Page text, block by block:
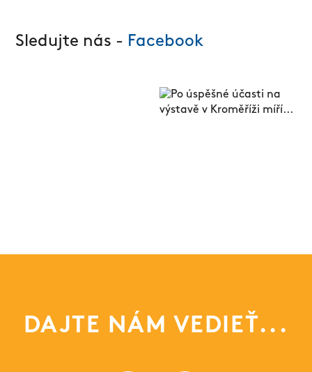
Sledujte nás - Facebook
DAJTE NÁM VEDIEŤ...